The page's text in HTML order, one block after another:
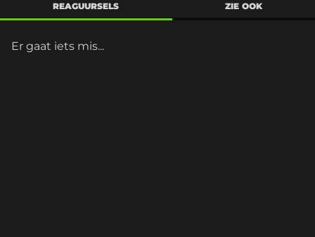
REAGUURSELS ZIE OOK
Er gaat iets mis...